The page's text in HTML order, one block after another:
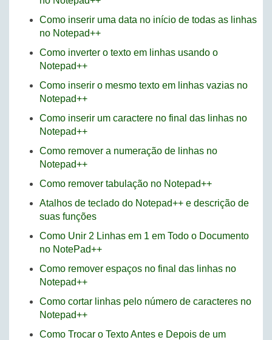
Como inserir uma data no início de todas as linhas
no Notepad++
Como inverter o texto em linhas usando o
Notepad++
Como inserir o mesmo texto em linhas vazias no
Notepad++
Como inserir um caractere no final das linhas no
Notepad++
Como remover a numeração de linhas no
Notepad++
Como remover tabulação no Notepad++
Atalhos de teclado do Notepad++ e descrição de
suas funções
Como Unir 2 Linhas em 1 em Todo o Documento
no NotePad++
Como remover espaços no final das linhas no
Notepad++
Como cortar linhas pelo número de caracteres no
Notepad++
Como Trocar o Texto Antes e Depois de um